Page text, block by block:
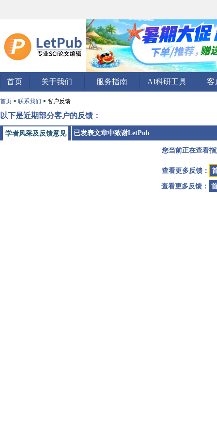
首页 关于我们 服务指南 AI科研工具 客
首页 > 联系我们 > 客户反馈
以下是近期部分客户的反馈：
学者风采及反馈意见 已发表文章中致谢LetPub
您当前正在查看
查看更多反馈：
查看更多反馈：